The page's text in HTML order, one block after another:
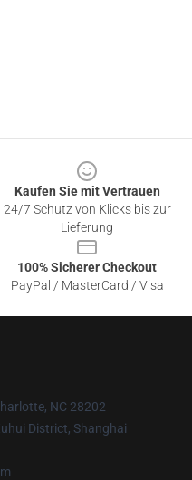
Kaufen Sie mit Vertrauen
24/7 Schutz von Klicks bis zur
Lieferung
100% Sicherer Checkout
PayPal / MasterCard / Visa
NC 28202
District, Shanghai